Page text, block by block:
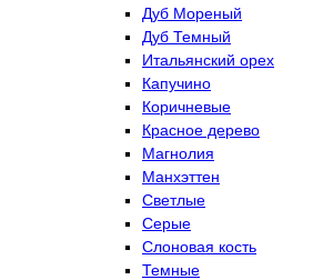
Дуб Мореный
Дуб Темный
Итальянский орех
Капучино
Коричневые
Красное дерево
Магнолия
Манхэттен
Светлые
Серые
Слоновая кость
Темные